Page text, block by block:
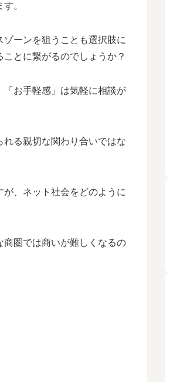
。
ーンを狙うことも選択肢に
とに繋がるのでしょうか？
お手軽感」は気軽に相談が
る親切な関わり合いではな
、ネット社会をどのように
商圏では商いが難しくなるの